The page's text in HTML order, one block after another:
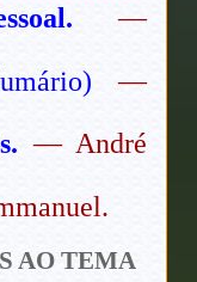
—
—
— André
AO TEMA